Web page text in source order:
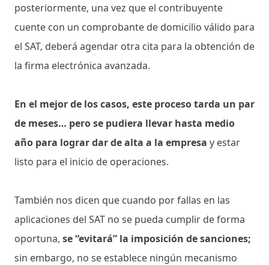
posteriormente, una vez que el contribuyente
cuente con un comprobante de domicilio válido para
el SAT, deberá agendar otra cita para la obtención de
la firma electrónica avanzada.
En el mejor de los casos, este proceso tarda un par
de meses… pero se pudiera llevar hasta medio
año para lograr dar de alta a la empresa y estar
listo para el inicio de operaciones.
También nos dicen que cuando por fallas en las
aplicaciones del SAT no se pueda cumplir de forma
oportuna, se “evitará” la imposición de sanciones;
sin embargo, no se establece ningún mecanismo